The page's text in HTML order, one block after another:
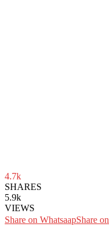
4.7k
SHARES
5.9k
VIEWS
Share on WhatsaapShare